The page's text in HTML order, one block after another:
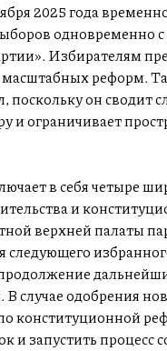
2025 года
одновременно
Избирателям
масштабных реформ.
поскольку он
и ограничивает
в себя четыре
и
верхней палаты
следующего
В случае одобрения
конституционной
и запустить процесс